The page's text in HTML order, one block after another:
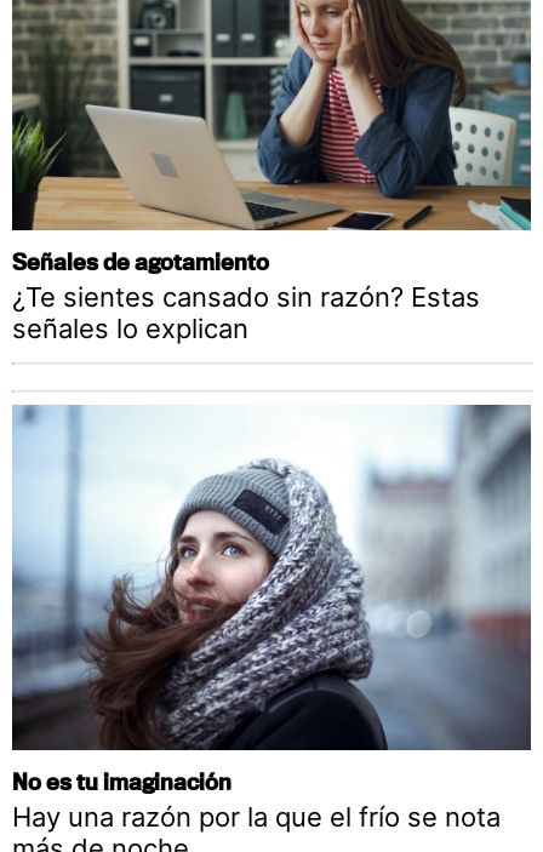
Señales de agotamiento
¿Te sientes cansado sin razón? Estas
señales lo explican
No es tu imaginación
Hay una razón por la que el frío se nota